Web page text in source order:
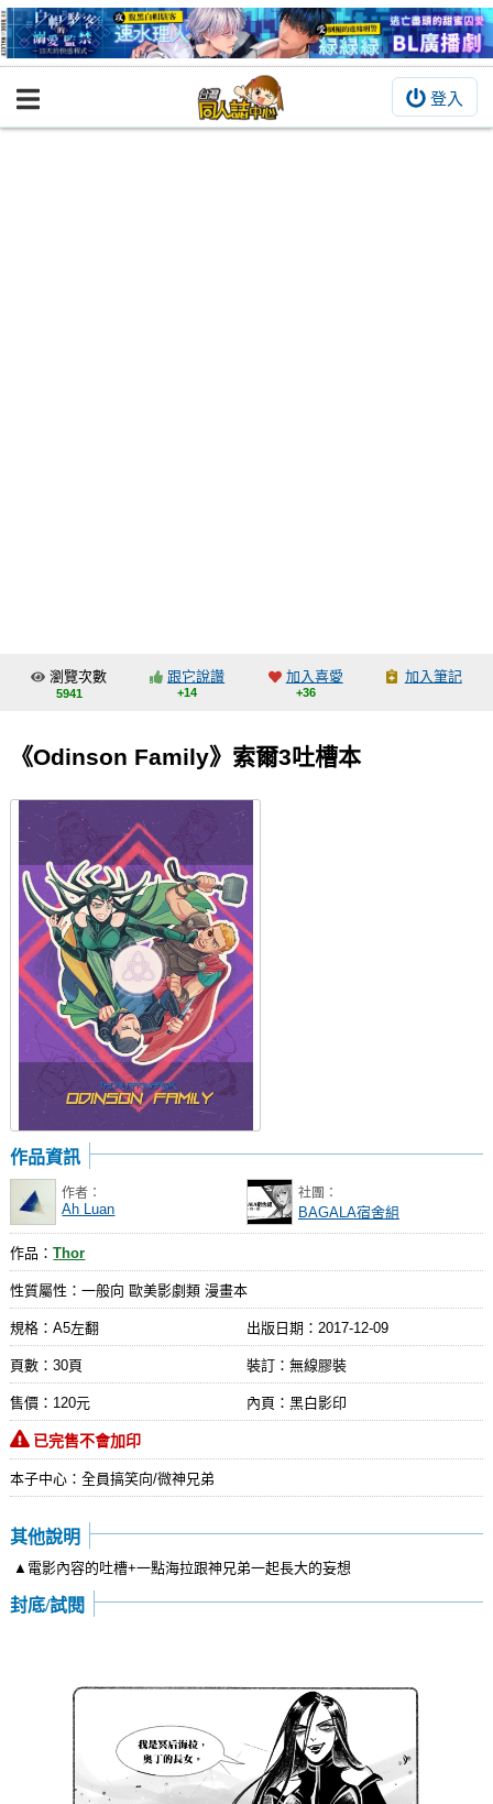
登入
BOOKY書集倉庫
交流中心
會員功能選單
會員中心
註冊會員
登入
瀏覽次數
5941
跟它說讚
+14
加入喜愛
+36
加入筆記
《Odinson Family》索爾3吐槽本
作品資訊
作者：
Ah Luan
社團：
BAGALA宿舍組
作品：Thor
性質屬性：一般向 歐美影劇類 漫畫本
規格：A5左翻 出版日期： 2017-12-09
頁數：30頁 裝訂：無線膠裝
售價：120元 內頁：黑白影印
已完售不會加印
本子中心：全員搞笑向/微神兄弟
其他說明
▲電影內容的吐槽+一點海拉跟神兄弟一起長大的妄想
封底/試閱